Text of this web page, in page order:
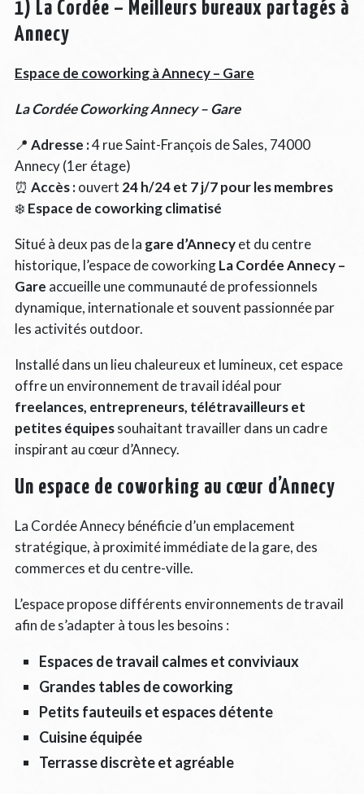
1) La Cordée – Meilleurs bureaux partagés à
Annecy
Espace de coworking à Annecy – Gare
La Cordée Coworking Annecy – Gare
📍 Adresse :4 rue Saint-François de Sales, 74000
Annecy (1er étage)
⏰ Accès :ouvert 24 h/24 et 7 j/7 pour les membres
❄️ Espace de coworking climatisé
Situé à deux pas de la gare d’Annecyet du centre
historique, l’espace de coworkingLa Cordée Annecy –
Gare accueille une communauté de professionnels
dynamique, internationale et souvent passionnée par
les activités outdoor.
Installé dans un lieu chaleureux et lumineux, cet espace
offre un environnement de travail idéal pour
freelances, entrepreneurs, télétravailleurs et
petites équipessouhaitant travailler dans un cadre
inspirant au cœur d’Annecy.
Un espace de coworking au cœur d’Annecy
La Cordée Annecy bénéficie d’un emplacement
stratégique, à proximité immédiate de la gare, des
commerces et du centre-ville.
L’espace propose différents environnements de travail
afin de s’adapter à tous les besoins :
Espaces de travail calmes et conviviaux
Grandes tables de coworking
Petits fauteuils et espaces détente
Cuisine équipée
Terrasse discrète et agréable